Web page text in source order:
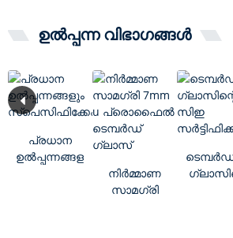
ഉൽപ്പന്ന വിഭാഗങ്ങൾ
പ്രധാന
ഉൽപ്പന്നങ്ങളും
സ്പെസിഫിക്കേഷനുംനിർമ്മാണ
സാമഗ്രി